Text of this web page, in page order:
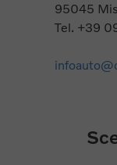
95045
Tel. +39